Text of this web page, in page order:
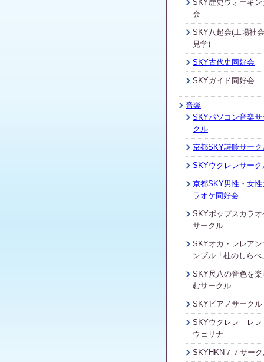
SKY歴史ウォーキン
会
SKY八起会(工場社会
見学)
SKY古代史同好会
SKYガイド同好会
音楽
SKYパソコン音楽サ
クル
京都SKY詩吟サーク
SKYウクレレサーク
京都SKY男性・女性
ラオケ同好会
SKYポップスカラオ
サークル
SKYオカ・レレアン
ンブル「杜のしらべ
SKY尺八の音色を楽
むサークル
SKYピアノサークル
SKYウクレレ レレ
ウェリナ
SKYHKN７７サー